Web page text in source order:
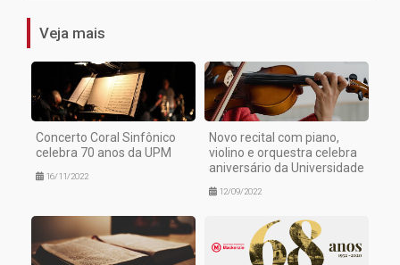
Veja mais
Concerto Coral Sinfônico
celebra 70 anos da UPM
16/11/2022
Novo recital com piano,
violino e orquestra celebra
aniversário da Universidade
12/09/2022